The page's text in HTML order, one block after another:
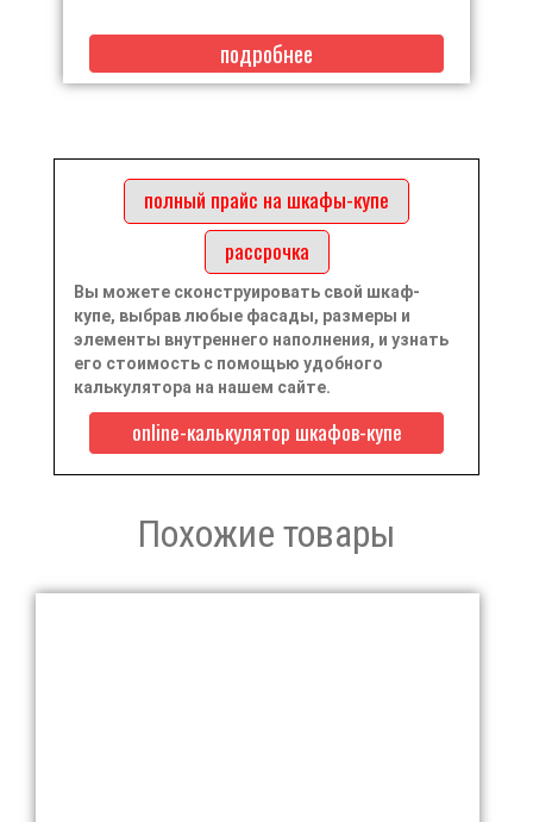
подробнее
полный прайс на шкафы-купе
рассрочка
Вы можете сконструировать свой шкаф-
купе, выбрав любые фасады, размеры и
элементы внутреннего наполнения, и узнать
его стоимость с помощью удобного
калькулятора на нашем сайте.
online-калькулятор шкафов-купе
Похожие товары